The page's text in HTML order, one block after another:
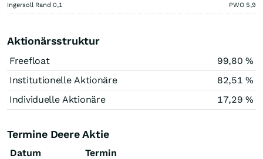
Ingersoll Rand 0,1 PWO 5,9
Aktionärsstruktur
Freefloat
99,80 %
Institutionelle Aktionäre
82,51 %
Individuelle Aktionäre
17,29 %
Termine Deere Aktie
Datum
Termin